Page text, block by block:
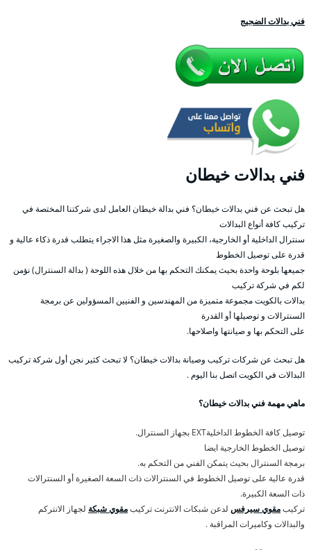
فني بدالات الضجيج
فني بدالات خيطان
هل تبحث عن فني بدالات خيطان؟ فني بدالة خيطان العامل لدى شركتنا المختصة في
تركيب كافة أنواع البدالات
سنترال الداخلية أو الخارجية، الكبيرة والصغيرة مثل هذا الاجراء يتطلب قدرة ذكاء عالية و
قدرة على توصيل الخطوط
جميعها بلوحة واحدة بحيث يمكنك التحكم بها من خلال هذه اللوحة ( بدالة السنترال) نؤمن
لكم في شركة تركيب
بدالات بالكويت مجموعة متميزة من المهندسين و الفنيين المسؤولين عن برمجة
السنترالات و توصيلها أو القدرة
على التحكم بها و صيانتها واصلاحها.
هل تبحث عن شركات تركيب وصيانة بدالات خيطان؟ لا تبحث كثير نجن أول شركة تركيب
البدالات في الكويت اتصل بنا اليوم .
ماهي مهمة فني بدالات خيطان؟
توصيل كافة الخطوط الداخليةEXT بجهاز السنترال.
توصيل الخطوط الخارجية ايضا
برمجة السنترال بحيث يتمكن الفني من التحكم به.
قدرة عالية على توصيل الخطوط في السنترالات ذات السعة الصغيرة أو السنترالات
ذات السعة الكبيرة.
تركيبمقوي سيرفس لدعن شبكات الانترنت تركيبمقوي شبكة لجهاز الانتركم
والبدالات وكاميرات المراقبة .